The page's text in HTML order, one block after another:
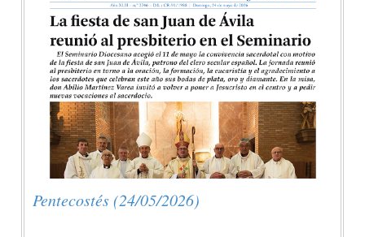
Pentecostés (24/05/2026)